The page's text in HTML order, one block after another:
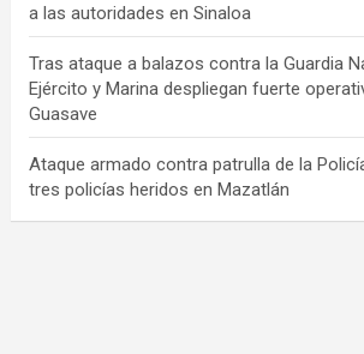
a las autoridades en Sinaloa
Tras ataque a balazos contra la Guardia
Ejército y Marina despliegan fuerte
Guasave
Ataque armado contra patrulla de la
tres policías heridos en Mazatlán